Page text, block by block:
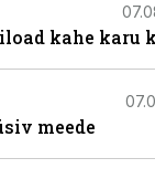
kahe karu
meede